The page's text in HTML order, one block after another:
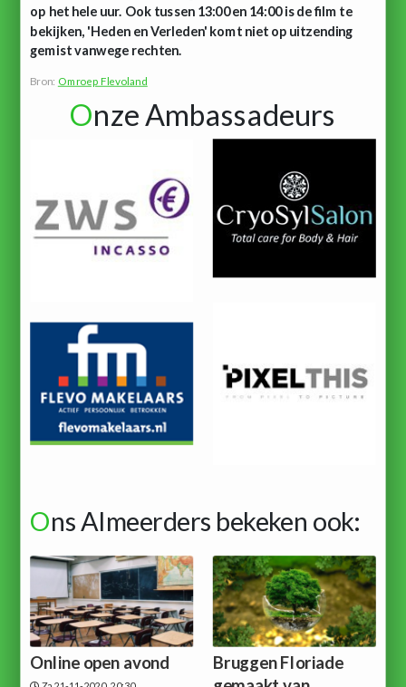
op het hele uur. Ook tussen 13:00 en 14:00 is de film te
bekijken, 'Heden en Verleden' komt niet op uitzending
gemist vanwege rechten.
Bron: Omroep Flevoland
Onze Ambassadeurs
Ons Almeerders bekeken ook:
Online open avond
Bruggen Floriade